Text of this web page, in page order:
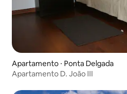
Apartamento ⋅ Ponta Delgada
Apartamento D. João III